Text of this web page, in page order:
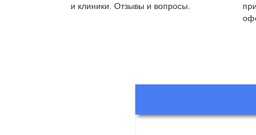
и клиники. Отзывы и вопросы.